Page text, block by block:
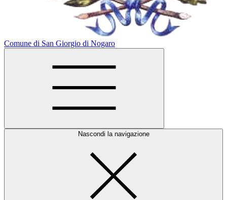
Comune di San Giorgio di Nogaro
Nascondi la navigazione